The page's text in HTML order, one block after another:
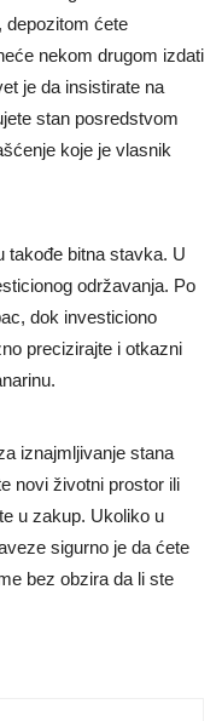
depozitom ćete
nekom drugom izdati
je da insistirate na
stan posredstvom
koje je vlasnik
takođe bitna stavka. U
održavanja. Po
dok investiciono
precizirajte i otkazni
iznajmljivanje stana
novi životni prostor ili
u zakup. Ukoliko u
sigurno je da ćete
bez obzira da li ste